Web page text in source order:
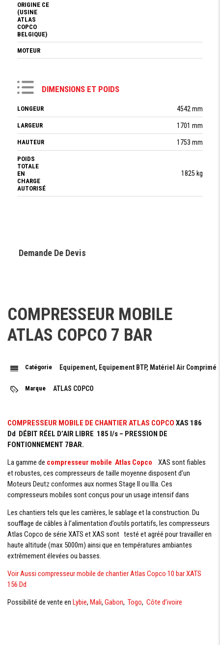
ORIGINE CE
(USINE
ATLAS
COPCO
BELGIQUE)
MOTEUR
DIMENSIONS ET POIDS
LONGEUR 4542 mm
LARGEUR 1701 mm
HAUTEUR 1753 mm
POIDS
TOTALE
EN
CHARGE
AUTORISÉ
1825 kg
Demande De Devis
COMPRESSEUR MOBILE
ATLAS COPCO 7 BAR
Catégorie Equipement, Equipement BTP, Matériel Air Comprimé
Marque ATLAS COPCO
COMPRESSEUR MOBILE DE CHANTIER ATLAS COPCO XAS 186
Dd DÉBIT RÉEL D’AIR LIBRE 185 l/s – PRESSION DE
FONTIONNEMENT 7BAR.
La gamme de compresseur mobile Atlas Copco
XAS sont fiables
et robustes, ces compresseurs de taille moyenne disposent d’un
Moteurs Deutz conformes aux normes Stage II ou IIIa. Ces
compresseurs mobiles sont conçus pour un usage intensif dans
Les chantiers tels que les carrières, le sablage et la construction. Du
soufflage de câbles à l’alimentation d’outils portatifs, les compresseurs
Atlas Copco de série XATS et XAS sont testé et agréé pour travailler en
haute altitude (max 5000m) ainsi que en températures ambiantes
extrêmement élevées ou basses.
Voir Aussi compresseur mobile de chantier Atlas Copco 10 bar XATS
156 Dd
Possibilité de vente en Lybie, Mali, Gabon, Togo, Côte d’ivoire